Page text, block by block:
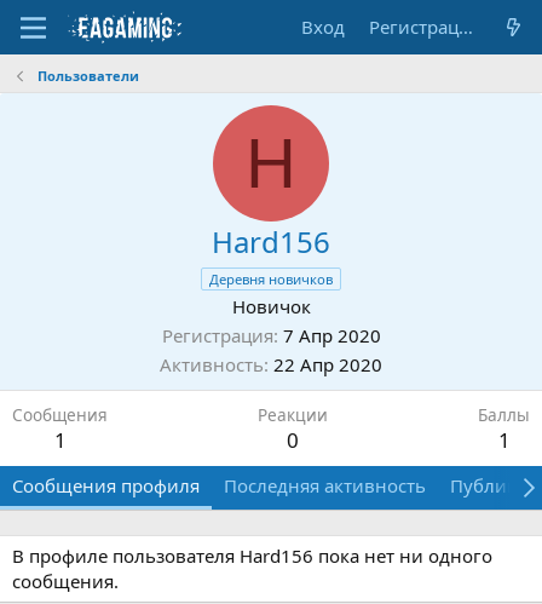
Вход Регистрация
Пользователи
H
Hard156
Деревня новичков
Новичок
Регистрация 7 Апр 2020
Активность 22 Апр 2020
Сообщения
1
Реакции
0
Баллы
1
Сообщения профиля Последняя активность
В профиле пользователя Hard156 пока нет ни одного
сообщения.